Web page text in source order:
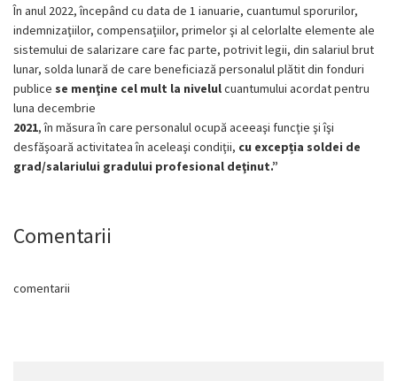
În anul 2022, începând cu data de 1 ianuarie, cuantumul sporurilor,
indemnizaţiilor, compensaţiilor, primelor şi al celorlalte elemente ale
sistemului de salarizare care fac parte, potrivit legii, din salariul brut
lunar, solda lunară de care beneficiază personalul plătit din fonduri
publice se menţine cel mult la nivelulcuantumului acordat pentru
luna decembrie
2021, în măsura în care personalul ocupă aceeaşi funcţie şi îşi
desfăşoară activitatea în aceleaşi condiţii, cu excepția soldei de
grad/salariului gradului profesional deţinut.”
Comentarii
comentarii